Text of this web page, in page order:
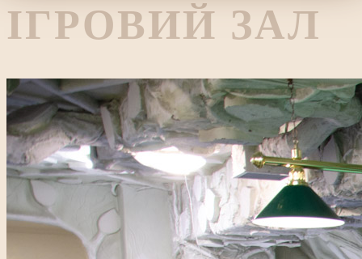
ІГРОВИЙ ЗАЛ